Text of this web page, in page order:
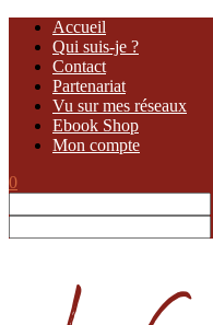
Accueil
Qui suis-je ?
Contact
Partenariat
Vu sur mes réseaux
Ebook Shop
Mon compte
0